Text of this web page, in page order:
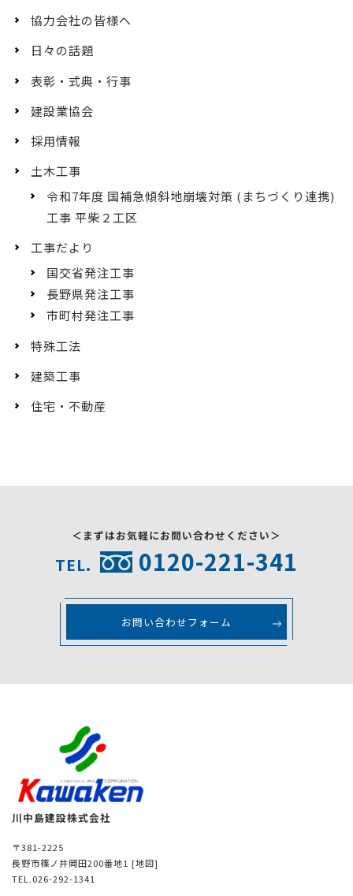
協力会社の皆様へ
日々の話題
表彰・式典・行事
建設業協会
採用情報
土木工事
令和7年度 国補急傾斜地崩壊対策 (まちづくり連携)
工事 平柴２工区
工事だより
国交省発注工事
長野県発注工事
市町村発注工事
特殊工法
建築工事
住宅・不動産
＜まずはお気軽にお問い合わせください＞
TEL. 0120-221-341
お問い合わせフォーム
川中島建設株式会社
〒381-2225
長野市篠ノ井岡田200番地1 [地図]
TEL.026-292-1341